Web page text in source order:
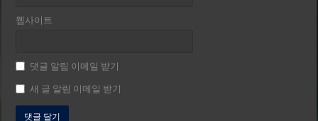
웹사이트
댓글 알림 이메일 받기
새 글 알림 이메일 받기